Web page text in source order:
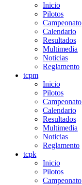
Inicio
Pilotos
Campeonato
Calendario
Resultados
Multimedia
Noticias
Reglamento
tcpm
Inicio
Pilotos
Campeonato
Calendario
Resultados
Multimedia
Noticias
Reglamento
tcpk
Inicio
Pilotos
Campeonato